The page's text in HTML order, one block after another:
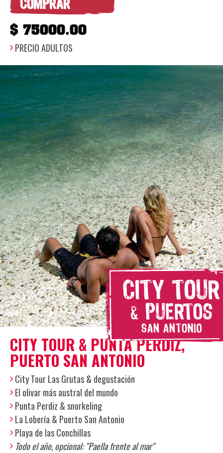
COMPRAR
$ 75000.00
PRECIO ADULTOS
CITY TOUR & PUNTA PERDIZ,
PUERTO SAN ANTONIO
City Tour Las Grutas & degustación
El olivar más austral del mundo
Punta Perdiz & snorkeling
La Lobería & Puerto San Antonio
Playa de las Conchillas
Todo el año, opcional:"Paella frente al mar"